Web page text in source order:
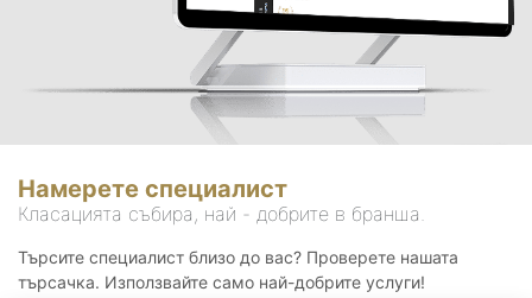
Намерете специалист
Класацията събира, най - добрите в бранша.
Търсите специалист близо до вас? Проверете нашата
търсачка. Използвайте само най-добрите услуги!